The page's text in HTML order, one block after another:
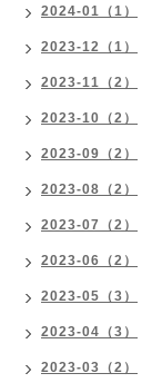
2024-01（1）
2023-12（1）
2023-11（2）
2023-10（2）
2023-09（2）
2023-08（2）
2023-07（2）
2023-06（2）
2023-05（3）
2023-04（3）
2023-03（2）